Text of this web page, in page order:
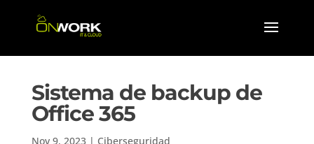
Sistema de backup de
Office 365
Nov 9, 2023| Ciberseguridad